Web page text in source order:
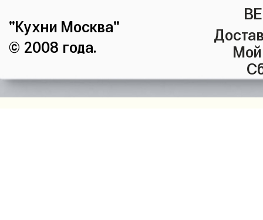
"Кухни Москва"
© 2008 года.